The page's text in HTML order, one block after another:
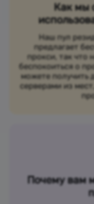
Как мы
Наш пул
предлагает
прокси, так что
беспокоиться о
можете получить
серверами из
Почему вам